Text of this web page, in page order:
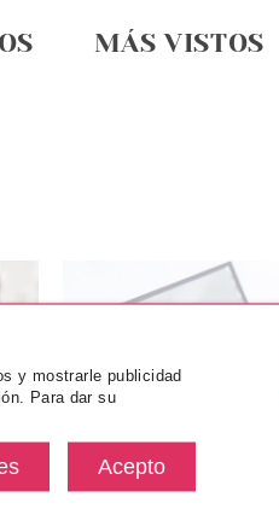
MÁS VISTOS
CATRICE
CORALINE'S CRUSH
y mostrarle publicidad
Para dar su